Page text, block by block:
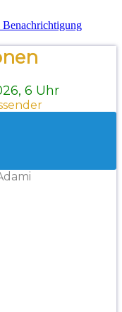
Benachrichtigung
6 Uhr